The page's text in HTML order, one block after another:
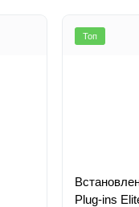
Топ
Plug-ins